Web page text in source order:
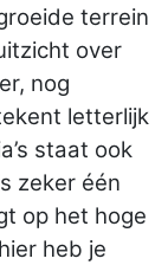
terrein
over
nog
letterlijk
staat ook
zeker één
op het hoge
heb je